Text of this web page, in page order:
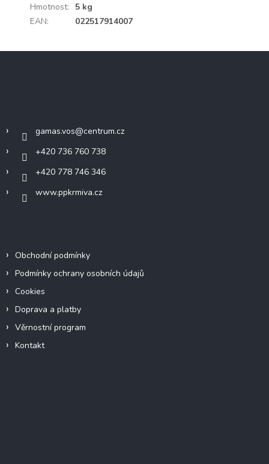
Hmotnost:
5 kg
EAN: 022517914007
gamas.vos@centrum.cz
+420 736 760 738
+420 778 746 346
www.ppkrmiva.cz
Obchodní podmínky
Podmínky ochrany osobních údajů
Cookies
Doprava a platby
Věrnostní program
Kontakt